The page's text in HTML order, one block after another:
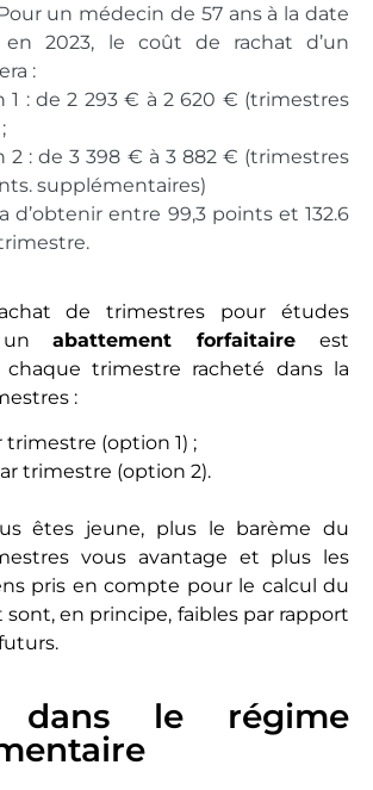
un médecin de 57 ans à la date
2023, le coût de rachat d’un
:
1 : de 2 293 € à 2 620 € (trimestres
2 : de 3 398 € à 3 882 € (trimestres
supplémentaires)
d’obtenir entre 99,3 points et 132.6
de trimestres pour études
un abattement forfaitaire est
trimestre racheté dans la
:
trimestre (option 1) ;
trimestre (option 2).
êtes jeune, plus le barème du
vous avantage et plus les
pris en compte pour le calcul du
en principe, faibles par rapport
dans le régime